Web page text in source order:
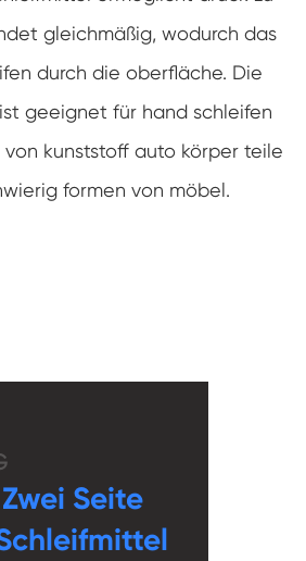
gleichmäßig, wodurch das
durch die oberfläche. Die
geeignet für hand schleifen
kunststoff auto körper teile
formen von möbel.
Seite